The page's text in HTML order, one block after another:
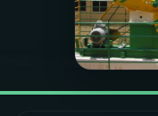
VIDEOCASTS